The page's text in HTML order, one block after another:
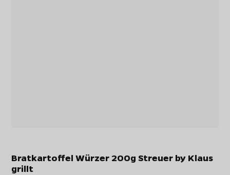
Bratkartoffel Würzer 200g Streuer by Klaus
grillt